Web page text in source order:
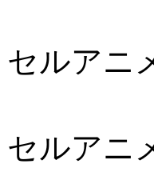
セルアニ
セルアニ